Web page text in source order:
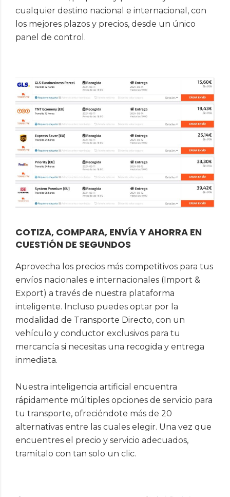
cualquier destino nacional e internacional, con
los mejores plazos y precios, desde un único
panel de control.
COTIZA, COMPARA, ENVÍA Y AHORRA EN
CUESTIÓN DE SEGUNDOS
Aprovecha los precios más competitivos para tus
envíos nacionales e internacionales (Import &
Export) a través de nuestra plataforma
inteligente. Incluso puedes optar por la
modalidad de Transporte Directo, con un
vehículo y conductor exclusivos para tu
mercancía si necesitas una recogida y entrega
inmediata.
Nuestra inteligencia artificial encuentra
rápidamente múltiples opciones de servicio para
tu transporte, ofreciéndote más de 20
alternativas entre las cuales elegir. Una vez que
encuentres el precio y servicio adecuados,
tramítalo con tan solo un clic.